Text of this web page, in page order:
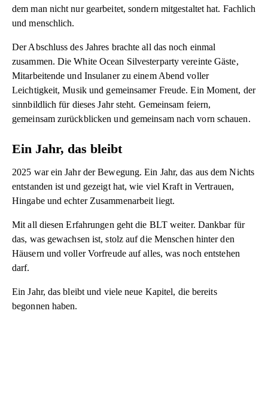
dem man nicht nur gearbeitet, sondern mitgestaltet hat. Fachlich
und menschlich.
Der Abschluss des Jahres brachte all das noch einmal
zusammen. Die White Ocean Silvesterparty vereinte Gäste,
Mitarbeitende und Insulaner zu einem Abend voller
Leichtigkeit, Musik und gemeinsamer Freude. Ein Moment, der
sinnbildlich für dieses Jahr steht. Gemeinsam feiern,
gemeinsam zurückblicken und gemeinsam nach vorn schauen.
Ein Jahr, das bleibt
2025 war ein Jahr der Bewegung. Ein Jahr, das aus dem Nichts
entstanden ist und gezeigt hat, wie viel Kraft in Vertrauen,
Hingabe und echter Zusammenarbeit liegt.
Mit all diesen Erfahrungen geht die BLT weiter. Dankbar für
das, was gewachsen ist, stolz auf die Menschen hinter den
Häusern und voller Vorfreude auf alles, was noch entstehen
darf.
Ein Jahr, das bleibt und viele neue Kapitel, die bereits
begonnen haben.